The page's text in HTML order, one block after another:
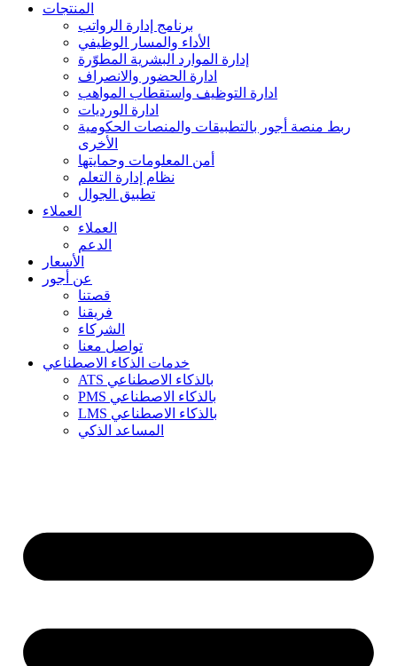
المنتجات
برنامج إدارة الرواتب
الأداء والمسار الوظيفي
إدارة الموارد البشرية المطوّرة
ادارة الحضور والانصراف
ادارة التوظيف واستقطاب المواهب
ادارة الورديات
ربط منصة أجور بالتطبيقات والمنصات الحكومية
الأخرى
أمن المعلومات وحمايتها
نظام إدارة التعلم
تطبيق الجوال
العملاء
العملاء
الدعم
الأسعار
عن أجور
قصتنا
فريقنا
الشركاء
تواصل معنا
خدمات الذكاء الاصطناعي
ATS بالذكاء الاصطناعي
PMS بالذكاء الاصطناعي
LMS بالذكاء الاصطناعي
المساعد الذكي